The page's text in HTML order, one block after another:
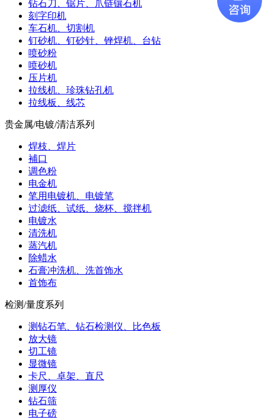
钻石刀、锯片、爪链镶石机
刻字印机
车石机、切割机
钉砂机、钉砂针、锉焊机、台钻
喷砂粉
喷砂机
压片机
拉线机、珍珠钻孔机
拉线板、线芯
贵金属/电镀/清洁系列
焊枝、焊片
補口
调色粉
电金机
笔用电镀机、电镀笔
过滤纸、试纸、烧杯、搅拌机
电镀水
清洗机
蒸汽机
除蜡水
石膏冲洗机、洗首饰水
首饰布
检测/量度系列
测钻石笔、钻石检测仪、比色板
放大镜
切工镜
显微镜
卡尺、卓架、直尺
测厚仪
钻石筛
电子磅